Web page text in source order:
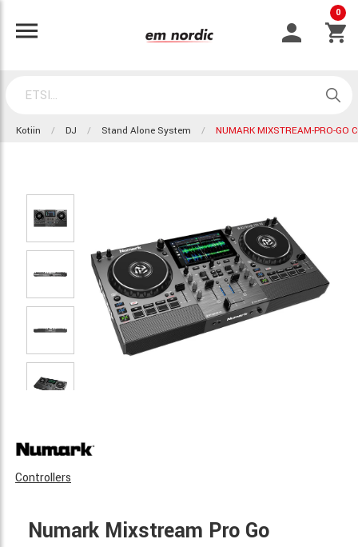
0
Kotiin DJ Stand Alone System NUMARK MIXSTREAM-PRO-GO
Controllers
Numark Mixstream Pro Go